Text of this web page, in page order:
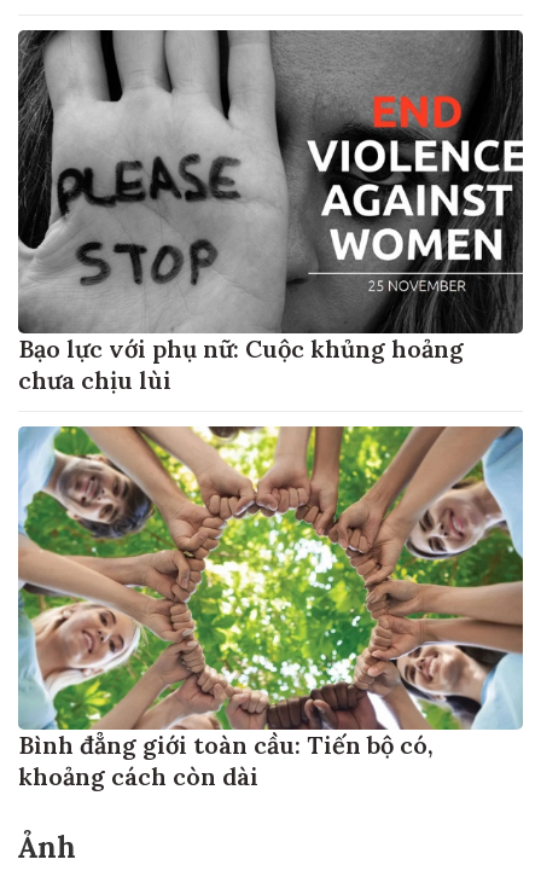
Bạo lực với phụ nữ: Cuộc khủng hoảng
chưa chịu lùi
Bình đẳng giới toàn cầu: Tiến bộ có,
khoảng cách còn dài
Ảnh